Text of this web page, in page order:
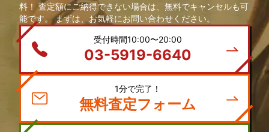
料！ 査定額にご納得できない場合は、無料でキャンセルも可
能です。 まずは、お気軽にお問い合わせください。
03-5919-6640
1分で完了！
無料査定フォーム